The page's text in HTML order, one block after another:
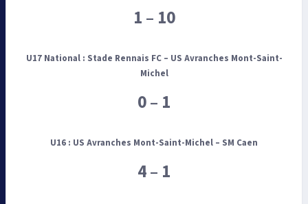
1 – 10
U17 National : Stade Rennais FC – US Avranches Mont-Saint-
Michel
0 – 1
U16 : US Avranches Mont-Saint-Michel – SM Caen
4 – 1